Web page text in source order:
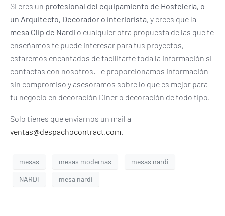
Si eres un profesional del equipamiento de Hostelería, o
un Arquitecto, Decorador o interiorista, y crees que la
mesa Clip de Nardi o cualquier otra propuesta de las que te
enseñamos te puede interesar para tus proyectos,
estaremos encantados de facilitarte toda la información si
contactas con nosotros. Te proporcionamos información
sin compromiso y asesoramos sobre lo que es mejor para
tu negocio en decoración Diner o decoración de todo tipo.
Solo tienes que enviarnos un mail a
ventas@despachocontract.com
mesas mesas modernas mesas nardi
NARDI mesa nardi